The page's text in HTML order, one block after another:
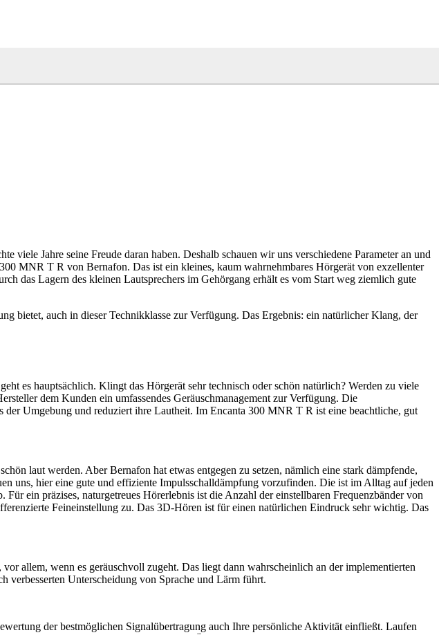
Jahre seine Freude daran haben. Deshalb schauen wir uns verschiedene Parameter an und
MNR T R von Bernafon. Das ist ein kleines, kaum wahrnehmbares Hörgerät von exzellenter
das Lagern des kleinen Lautsprechers im Gehörgang erhält es vom Start weg ziemlich gute
bietet, auch in dieser Technikklasse zur Verfügung. Das Ergebnis: ein natürlicher Klang, der
es hauptsächlich. Klingt das Hörgerät sehr technisch oder schön natürlich? Werden zu viele
dem Kunden ein umfassendes Geräuschmanagement zur Verfügung. Die
Umgebung und reduziert ihre Lautheit. Im Encanta 300 MNR T R ist eine beachtliche, gut
laut werden. Aber Bernafon hat etwas entgegen zu setzen, nämlich eine stark dämpfende,
uns, hier eine gute und effiziente Impulsschalldämpfung vorzufinden. Die ist im Alltag auf jeden
ein präzises, naturgetreues Hörerlebnis ist die Anzahl der einstellbaren Frequenzbänder von
Feineinstellung zu. Das 3D-Hören ist für einen natürlichen Eindruck sehr wichtig. Das
allem, wenn es geräuschvoll zugeht. Das liegt dann wahrscheinlich an der implementierten
Unterscheidung von Sprache und Lärm führt.
der bestmöglichen Signalübertragung auch Ihre persönliche Aktivität einfließt. Laufen